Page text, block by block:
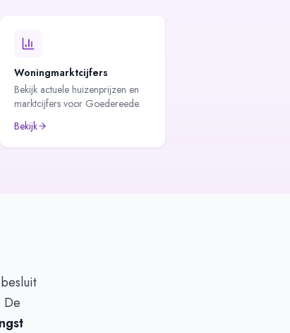
Woningmarktcijfers
Bekijk actuele huizenprijzen en
marktcijfers voor Goedereede.
Bekijk
De